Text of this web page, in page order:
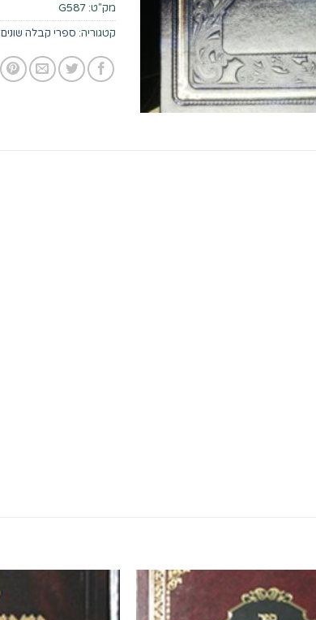
מק"ט: G587
קטגוריה: ספרי קבלה שונים